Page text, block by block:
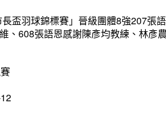
盃羽球錦標賽」晉級團體8強207張
、608張語恩感謝陳彥均教練、林彥